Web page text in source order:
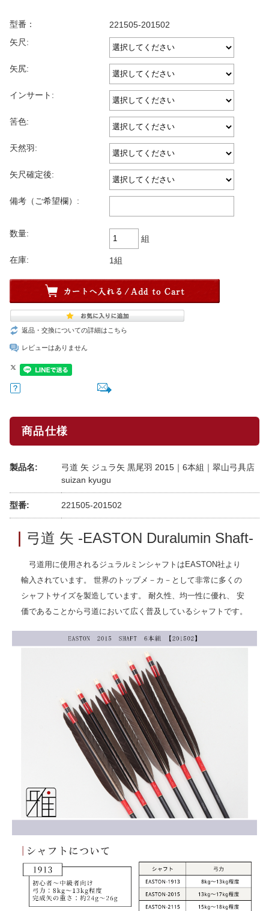
型番：
221505-201502
矢尺:
矢尻:
インサート:
筈色:
天然羽:
矢尺確定後:
備考（ご希望欄）:
数量:
組
在庫: 1組
返品・交換についての詳細はこちら
レビューはありません
商品仕様
製品名:
弓道 矢 ジュラ矢 黒尾羽 2015｜6本組｜翠山弓具店
suizan kyugu
型番: 221505-201502
弓道 矢 -EASTON Duralumin Shaft-
弓道用に使用されるジュラルミンシャフトはEASTON社より
輸入されています。 世界のトップメ－カ－として非常に多くの
シャフトサイズを製造しています。 耐久性、均一性に優れ、 安
価であることから弓道において広く普及しているシャフトです。